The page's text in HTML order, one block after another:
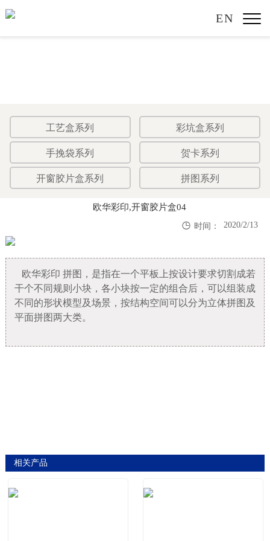
EN
工艺盒系列 彩坑盒系列
手挽袋系列 贺卡系列
开窗胶片盒系列 拼图系列
欧华彩印,开窗胶片盒04
 时间： 2020/2/13
欧华彩印 拼图，是指在一个平板上按设计要求切割成若
干个不同规则小块，各小块按一定的组合后，可以组装成
不同的形状模型及场景，按结构空间可以分为立体拼图及
平面拼图两大类。
相关产品